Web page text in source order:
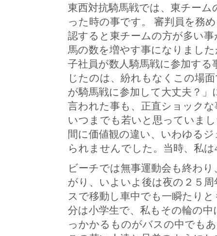
東西対抗騎馬戦では、東チー
った時の事です。 審判員を務
認すると東チームの方が多い
馬の数を増やす事になりまし
子社員が数人騎馬戦に参加す
じたのは、紛れもなくこの場
が騎馬戦に参加して大丈夫？
言われた事も、正直ショック
いつまでも若いと思っていま
間に価値観の違い、いわゆる
られませんでした。当時、私
ビーチでは無事運動会も終わ
がり、いよいよ後は夜の２５
スで移動し車中でも一瞬たり
分は小学生で、私もその輪の
っかかるものがバスの中でも